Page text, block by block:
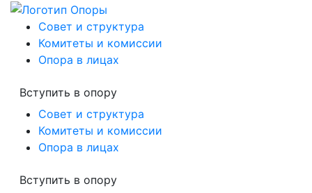
Совет и структура
Комитеты и комиссии
Опора в лицах
Вступить в опору
Совет и структура
Комитеты и комиссии
Опора в лицах
Вступить в опору